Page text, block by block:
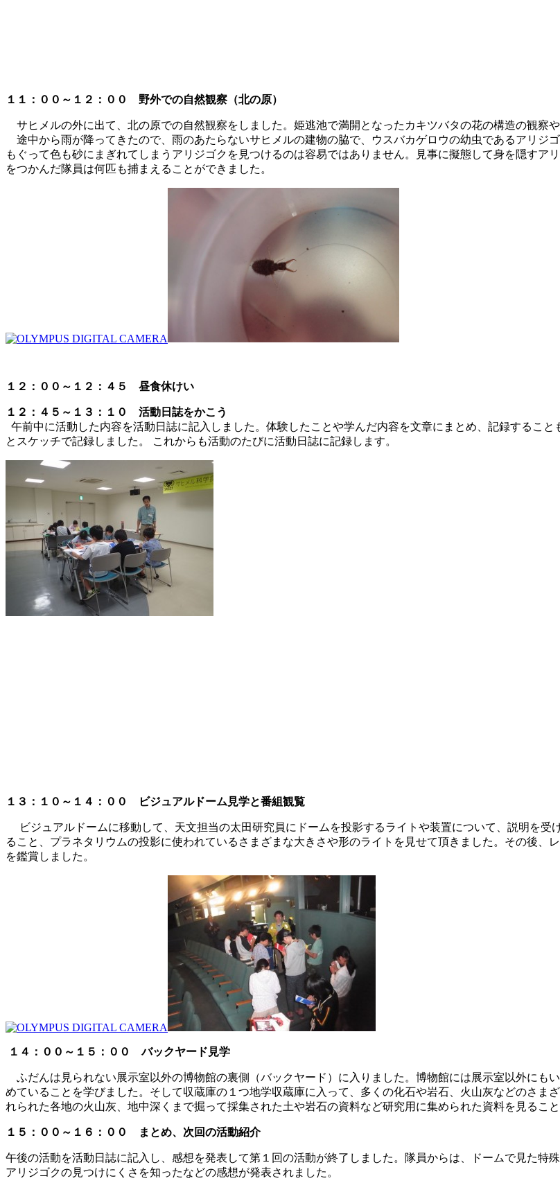
１１：００～１２：００ 野外での自然観察（北の原）
サヒメルの外に出て、北の原での自然観察をしました。姫逃池で満開となったカキツバタの花の構造の観察
途中から雨が降ってきたので、雨のあたらないサヒメルの建物の脇で、ウスバカゲロウの幼虫であるアリジ
もぐって色も砂にまぎれてしまうアリジゴクを見つけるのは容易ではありません。見事に擬態して身を隠す
をつかんだ隊員は何匹も捕まえることができました。
１２：００～１２：４５ 昼食休けい
１２：４５～１３：１０ 活動日誌をかこう
午前中に活動した内容を活動日誌に記入しました。体験したことや学んだ内容を文章にまとめ、記録するこ
とスケッチで記録しました。 これからも活動のたびに活動日誌に記録します。
１３：１０～１４：００ ビジュアルドーム見学と番組観覧
ビジュアルドームに移動して、天文担当の太田研究員にドームを投影するライトや装置について、説明を受
ること、プラネタリウムの投影に使われているさまざまな大きさや形のライトを見せて頂きました。その後
を鑑賞しました。
１４：００～１５：００ バックヤード見学
ふだんは見られない展示室以外の博物館の裏側（バックヤード）に入りました。博物館には展示室以外にも
めていることを学びました。そして収蔵庫の１つ地学収蔵庫に入って、多くの化石や岩石、火山灰などのさま
れられた各地の火山灰、地中深くまで掘って採集された土や岩石の資料など研究用に集められた資料を見ること
１５：００～１６：００ まとめ、次回の活動紹介
午後の活動を活動日誌に記入し、感想を発表して第１回の活動が終了しました。隊員からは、ドームで見た特
アリジゴクの見つけにくさを知ったなどの感想が発表されました。